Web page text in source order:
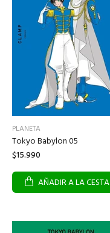
PLANETA
Tokyo Babylon 05
$15.990
AÑADIR A LA CESTA